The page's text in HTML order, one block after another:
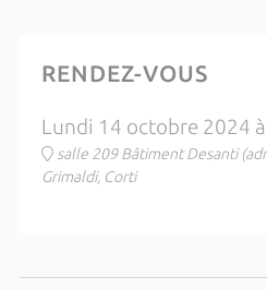
RENDEZ-VOUS
Lundi 14 octobre 2024
salle 209 Bâtiment Desanti
Grimaldi, Corti